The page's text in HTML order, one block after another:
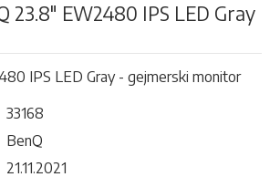
23.8" EW2480 IPS LED Gray
IPS LED Gray - gejmerski monitor
33168
BenQ
21.11.2021